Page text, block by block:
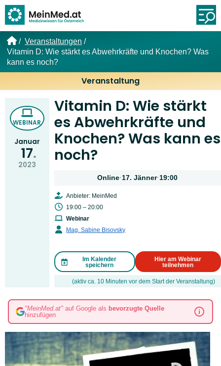
Veranstaltungen
Vitamin D: Wie stärkt es Abwehrkräfte und Knochen? Was
kann es noch?
Veranstaltung
WEBINAR
Januar
17
2023
Vitamin D: Wie stärkt
es Abwehrkräfte und
Knochen? Was kann es
noch?
Online·17. Jänner·19:00
Anbieter: MeinMed
19:00 – 20:00
Webinar
Mag. Sabine Bisovsky
Im Kalender
speichern
Hier am Webinar
teilnehmen
(aktiv ca. 10 Minuten vor dem Start der Veranstaltung)
"MeinMed.at" auf Google als bevorzugte Quelle
hinzufügen